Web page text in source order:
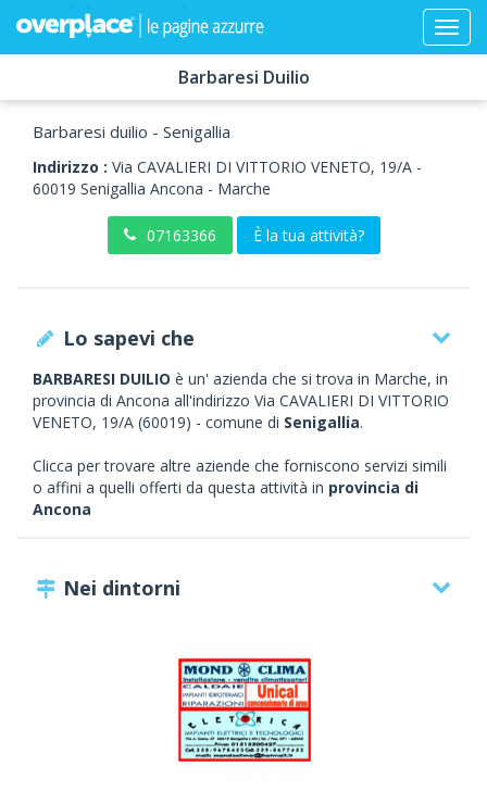
Barbaresi Duilio
Barbaresi duilio - Senigallia
Indirizzo : Via CAVALIERI DI VITTORIO VENETO, 19/A -
60019 Senigallia Ancona - Marche
07163366 È la tua attività?
Lo sapevi che
BARBARESI DUILIO è un' azienda che si trova in Marche, in
provincia di Ancona all'indirizzo Via CAVALIERI DI VITTORIO
VENETO, 19/A (60019) - comune di Senigallia.
Clicca per trovare altre aziende che forniscono servizi simili
o affini a quelli offerti da questa attività in provincia di
Ancona
Nei dintorni